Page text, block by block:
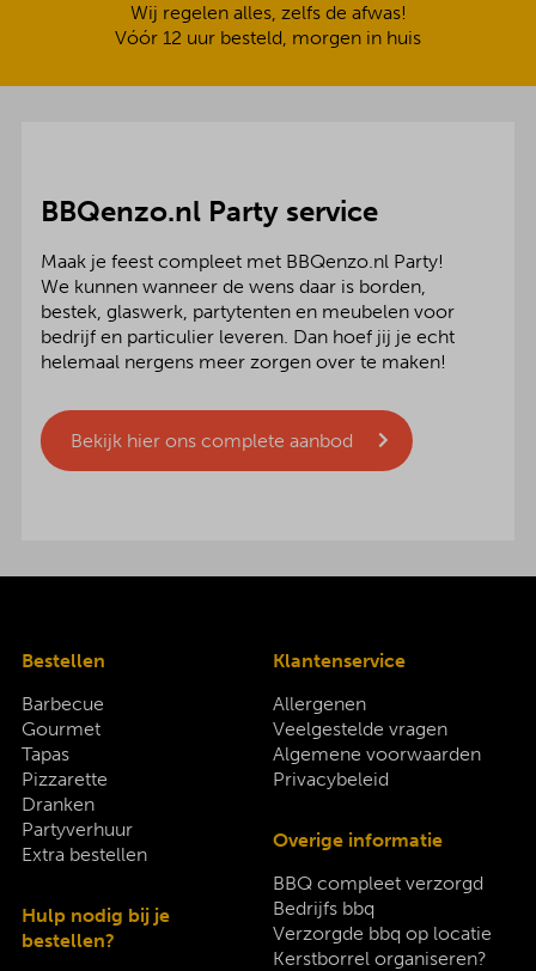
Wij regelen alles, zelfs de afwas!
Vóór 12 uur besteld, morgen in huis
BBQenzo.nl Party service
Maak je feest compleet met BBQenzo.nl Party!
We kunnen wanneer de wens daar is borden,
bestek, glaswerk, partytenten en meubelen voor
bedrijf en particulier leveren. Dan hoef jij je echt
helemaal nergens meer zorgen over te maken!
Bekijk hier ons complete aanbod
Bestellen
Barbecue
Gourmet
Tapas
Pizzarette
Dranken
Partyverhuur
Extra bestellen
Hulp nodig bij je
bestellen?
Klantenservice
Allergenen
Veelgestelde vragen
Algemene voorwaarden
Privacybeleid
Overige informatie
BBQ compleet verzorgd
Bedrijfs bbq
Verzorgde bbq op locatie
Kerstborrel organiseren?